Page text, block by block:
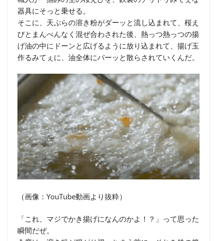
器具にそっと乗せる。
そこに、天ぷらの溶き粉がダーッと流し込まれて、桜え
びとまんべんなく混ぜ合わされた後、熱っつ熱っつの揚
げ油の中にドーンと広げるように放り込まれて、揚げ玉
作るみてぇに、油全体にパーッと散らされていくんだ。
（画像：YouTube動画より抜粋）
「これ、マジでかき揚げになんのかよ！？」って思った
瞬間だぜ。